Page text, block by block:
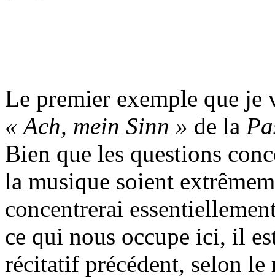
Le premier exemple que je
« Ach, mein Sinn » de la
Bien que les questions
la musique soient
concentrerai
ce qui nous occupe ici, il
récitatif précédent, selon